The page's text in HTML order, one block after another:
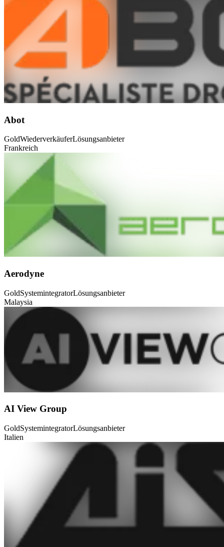
Abot
GoldWiederverkäuferLösungsanbieter
Frankreich
Aerodyne
GoldSystemintegratorLösungsanbieter
Malaysia
AI View Group
GoldSystemintegratorLösungsanbieter
Italien